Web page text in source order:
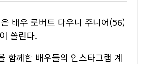
배우 로버트 다우니 주니어(56)
쏠린다.
함께한 배우들의 인스타그램 계